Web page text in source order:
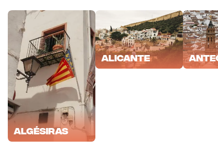
Algésiras
Alicante